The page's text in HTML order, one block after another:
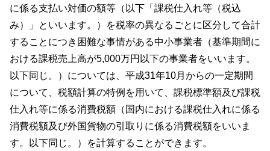
に係る支払い対価の額等（以下「課税仕入れ等（税込
み）」といいます。）を税率の異なるごとに区分して合計
することにつき困難な事情がある中小事業者（基準期間に
おける課税売上高が5,000万円以下の事業者をいいます。
以下同じ。）については、平成31年10月からの一定期間
について、税額計算の特例を用いて、課税標準額及び課税
仕入れ等に係る消費税額（国内における課税仕入れに係る
消費税額及び外国貨物の引取りに係る消費税額をいいま
す。以下同じ。）を計算することができます。